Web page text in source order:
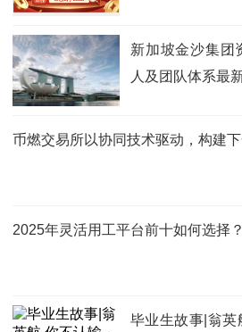
新加坡金沙集团
人及团队体系最
币燃交易所以协同技术驱动，构建
2025年灵活用工平台前十如何选择？
毕业生故事|翁英